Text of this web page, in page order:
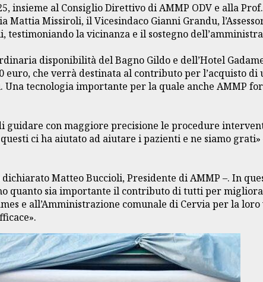
insieme al Consiglio Direttivo di AMMP ODV e alla
Mattia Missiroli, il Vicesindaco Gianni Grandu,
testimoniando la vicinanza e il sostegno
disponibilità del Bagno Gildo e dell’Hotel
che verrà destinata al contributo per l’acquisto di
Una tecnologia importante per la quale anche AMMP
guidare con maggiore precisione le procedure
ci ha aiutato ad aiutare i pazienti e ne siamo grati»
Matteo Buccioli, Presidente di AMMP –. In
quanto sia importante il contributo di tutti per
e all’Amministrazione comunale di Cervia per la